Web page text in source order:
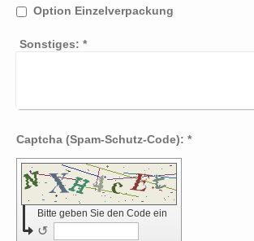
Option Einzelverpackung
Sonstiges: *
Captcha (Spam-Schutz-Code): *
Bitte geben Sie den Code ein
↺